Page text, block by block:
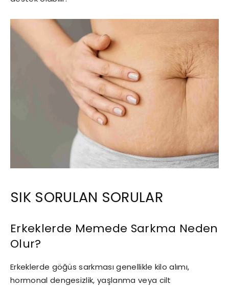
SIK SORULAN SORULAR
Erkeklerde Memede Sarkma Neden
Olur?
Erkeklerde göğüs sarkması genellikle kilo alımı,
hormonal dengesizlik, yaşlanma veya cilt